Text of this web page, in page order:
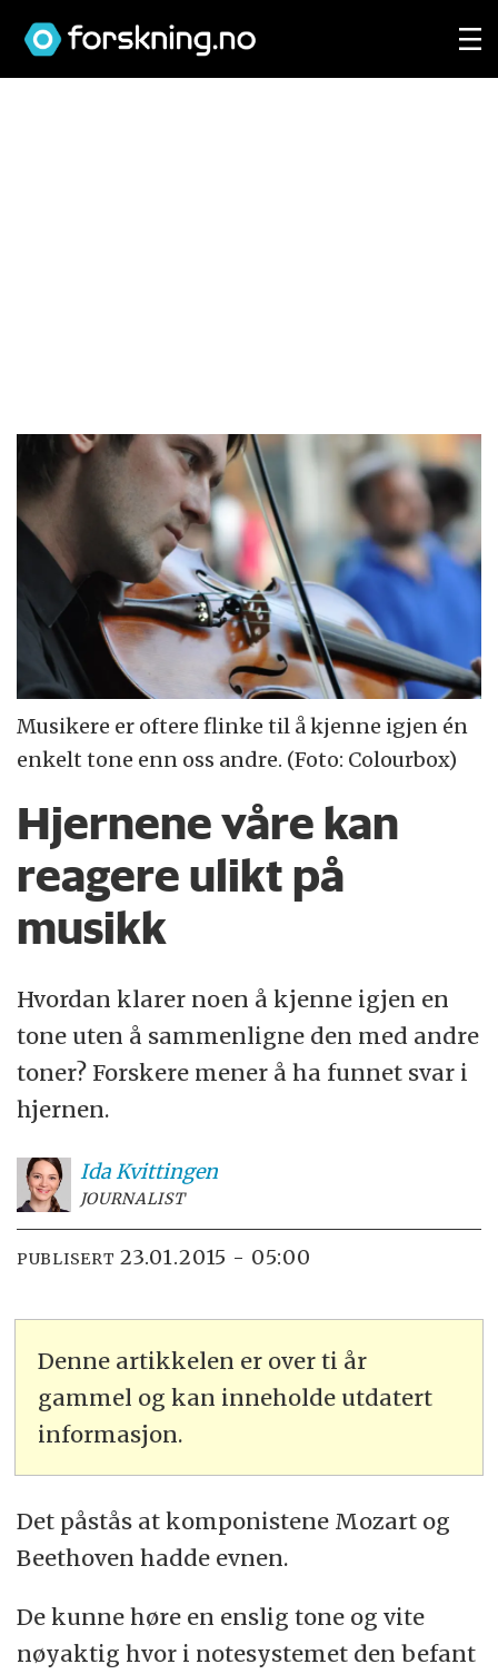
Musikere er oftere flinke til å kjenne igjen én
enkelt tone enn oss andre. (Foto: Colourbox)
Hjernene våre kan
reagere ulikt på
musikk
Hvordan klarer noen å kjenne igjen en
tone uten å sammenligne den med andre
toner? Forskere mener å ha funnet svar i
hjernen.
IdaKvittingen
JOURNALIST
PUBLISERT 23.01.2015 - 05:00
Denne artikkelen er over ti år
gammel og kan inneholde utdatert
informasjon.
Det påstås at komponistene Mozart og
Beethoven hadde evnen.
De kunne høre en enslig tone og vite
nøyaktig hvor i notesystemet den befant